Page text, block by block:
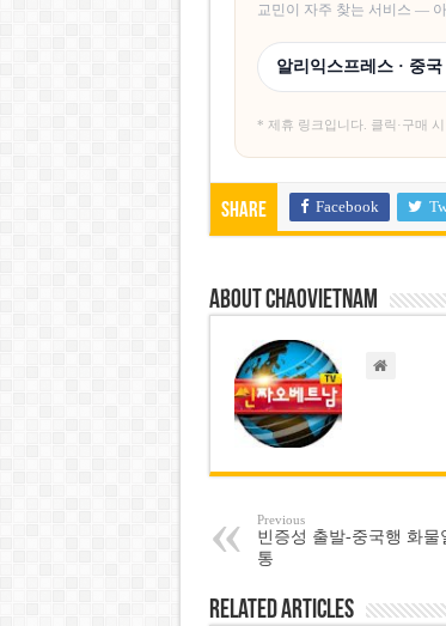
교민이 자주 찾는 서비스 —
알리익스프레스 · 중국
* 제휴 링크입니다. 클릭·구매
Share Facebook
About chaovietnam
Previous
빈증성 출발-중국행 화물
통
Related Articles